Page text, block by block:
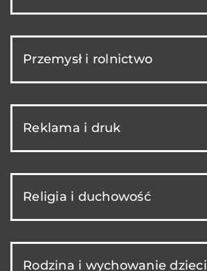
Przemysł i rolnictwo
Reklama i druk
Religia i duchowość
Rodzina i wychowanie dzieci